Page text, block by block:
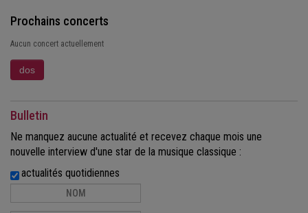
Prochains concerts
Aucun concert actuellement
Bulletin
Ne manquez aucune actualité et recevez chaque mois une
nouvelle interview d'une star de la musique classique :
actualités quotidiennes